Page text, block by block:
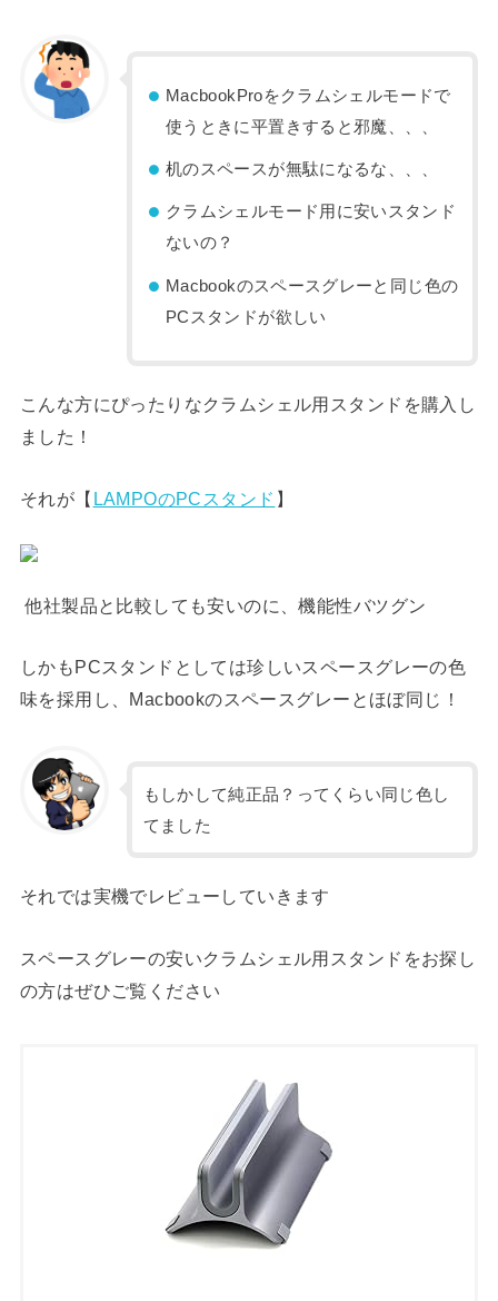
MacbookProをクラムシェルモードで
使うときに平置きすると邪魔、、、
机のスペースが無駄になるな、、、
クラムシェルモード用に安いスタンド
ないの？
Macbookのスペースグレーと同じ色の
PCスタンドが欲しい
こんな方にぴったりなクラムシェル用スタンドを購入し
ました！
それが【 LAMPOのPCスタンド 】
他社製品と比較しても安いのに、機能性バツグン
しかもPCスタンドとしては珍しいスペースグレーの色
味を採用し、Macbookのスペースグレーとほぼ同じ！
もしかして純正品？ってくらい同じ色し
てました
それでは実機でレビューしていきます
スペースグレーの安いクラムシェル用スタンドをお探し
の方はぜひご覧ください